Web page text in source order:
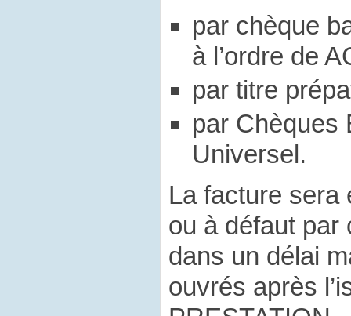
par chèque
à l’ordre de
par titre
par Chèques
Universel.
La facture sera
ou à défaut par
dans un délai
ouvrés après